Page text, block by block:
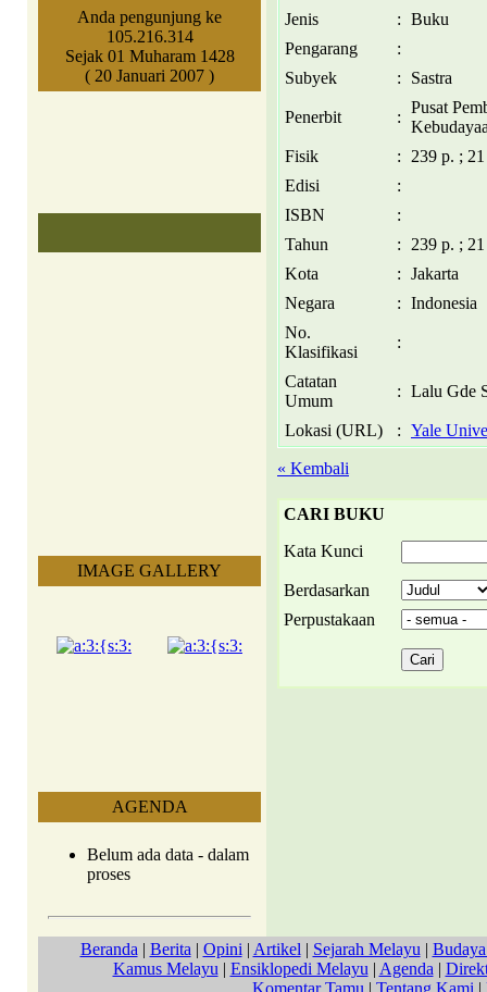
Anda pengunjung ke
105.216.314
Sejak 01 Muharam 1428
( 20 Januari 2007 )
IMAGE GALLERY
AGENDA
Belum ada data - dalam
proses
Jenis
: Buku
Pengarang
:
Subyek
: Sastra
Penerbit :
Pusat
Fisik
:
239 p. ;
Edisi
:
ISBN
:
Tahun
:
239 p. ;
Kota
: Jakarta
Negara
: Indonesia
No.
Klasifikasi
:
Catatan
Umum
: Lalu Gde
Lokasi (URL) : Yale
« Kembali
CARI BUKU
Kata Kunci
Berdasarkan
Perpustakaan
Beranda | Berita | Opini | Artikel | Sejarah Melayu |
Kamus Melayu | Ensiklopedi Melayu | Agenda |
Komentar Tamu | Tentang Kami |